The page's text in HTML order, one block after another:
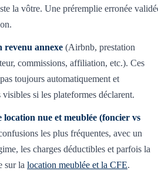
la vôtre. Une préremplie erronée
annexe (Airbnb, prestation
commissions, affiliation, etc.). Ces
toujours automatiquement et
visibles si les plateformes déclarent.
nue et meublée (foncier vs
les plus fréquentes, avec un
les charges déductibles et parfois la
sur la location meublée et la CFE.